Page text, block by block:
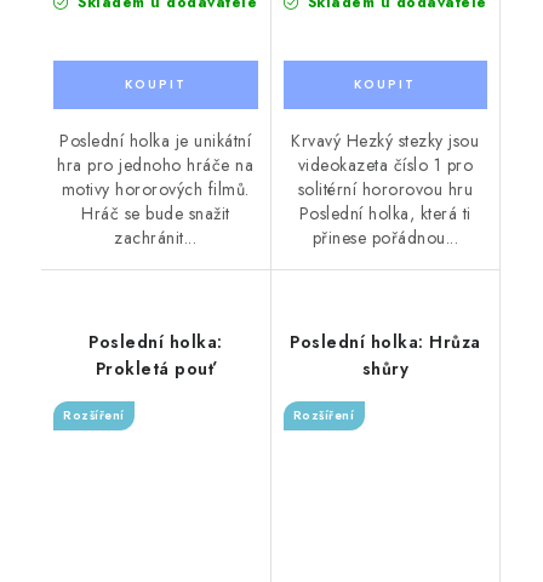
Poslední holka je unikátní
hra pro jednoho hráče na
motivy hororových filmů.
Hráč se bude snažit
zachránit...
Krvavý Hezký stezky jsou
videokazeta číslo 1 pro
solitérní hororovou hru
Poslední holka, která ti
přinese pořádnou...
Poslední holka:
Prokletá pouť
Rozšíření
Poslední holka: Hrůza
shůry
Rozšíření